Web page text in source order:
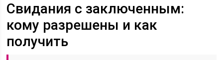
Свидания с заключенным:
кому разрешены и как
получить